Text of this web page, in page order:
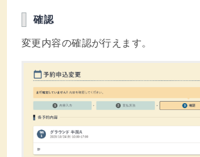
確認
変更内容の確認が行えます。